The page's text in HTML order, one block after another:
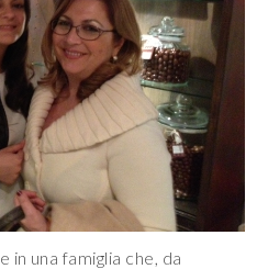
in una famiglia che, da